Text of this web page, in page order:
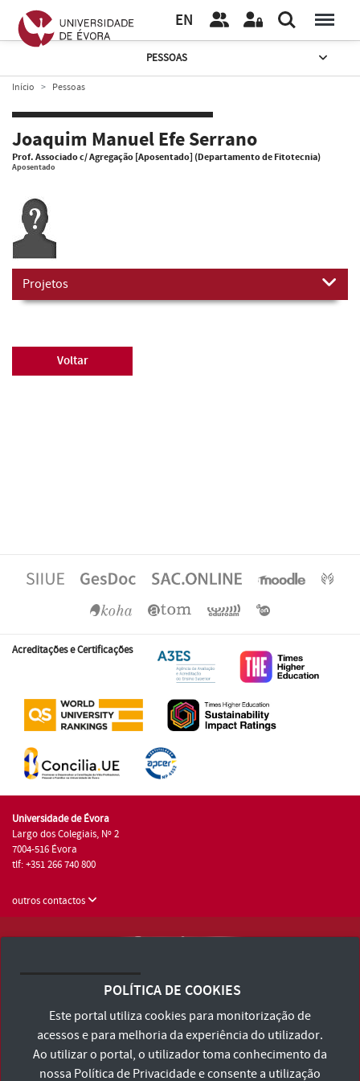
EN
PESSOAS
Início Pessoas
Joaquim Manuel Efe Serrano
Prof. Associado c/ Agregação [Aposentado] (Departamento de Fitotecnia)
Aposentado
Projetos
Voltar
Acreditações e Certificações
Universidade de Évora
Largo dos Colegiais, Nº 2
7004-516 Évora
tlf: +351 266 740 800
outros contactos
Consulte os Termos e Condições e Política de Privacidade
Declaração de Acessibilidade
POLÍTICA DE COOKIES
Este portal utiliza cookies para monitorização de
acessos e para melhoria da experiência do utilizador.
Ao utilizar o portal, o utilizador toma conhecimento da
nossa Política de Privacidadee consente a utilização